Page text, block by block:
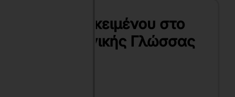
ενός κειμένου στο
Νεοελληνικής Γλώσσας